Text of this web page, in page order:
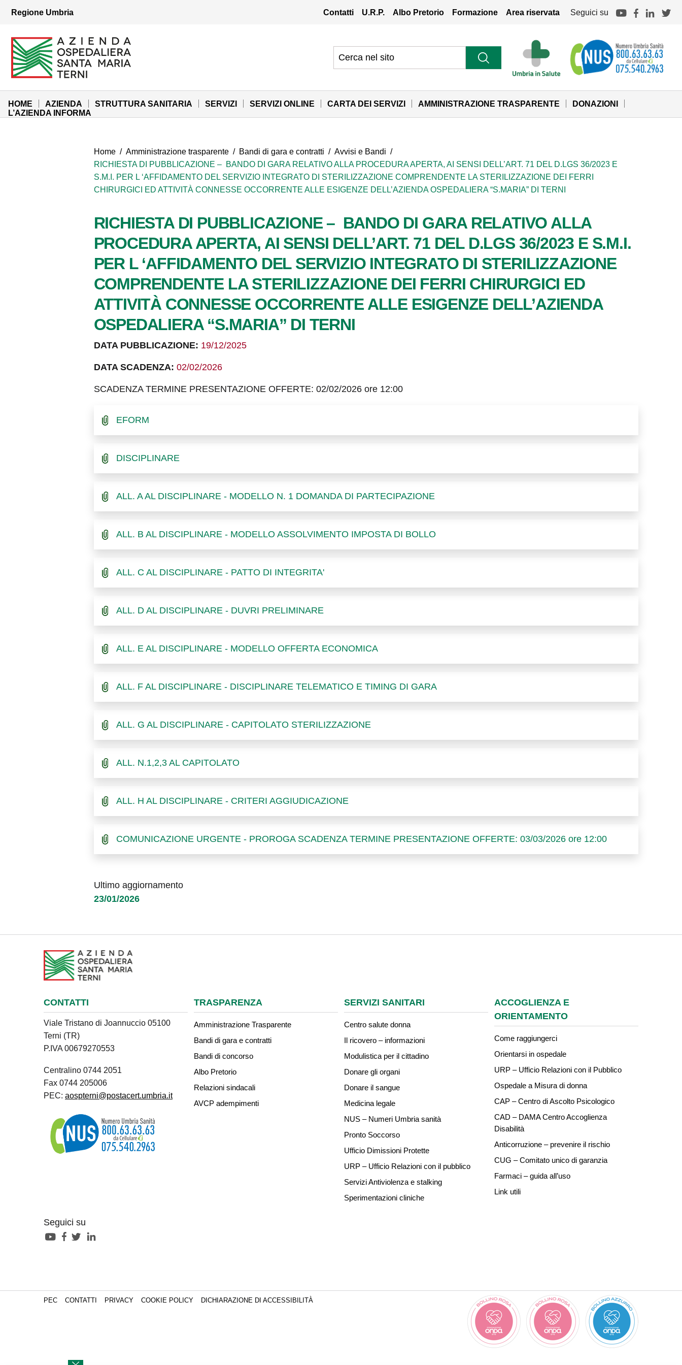
Vai al menu di navigazione
Regione Umbria Contatti U.R.P. Albo Pretorio Formazione Area riservata Seguici su
Azienda Ospedaliera Santa Maria di Terni
Sito Istituzionale
HOME AZIENDA STRUTTURA SANITARIA SERVIZI SERVIZI ONLINE CARTA DEI SERVIZI AMMINISTRAZIONE TRASPARENTE
DONAZIONI
L’AZIENDA INFORMA
Home / Amministrazione trasparente / Bandi di gara e contratti / Avvisi e Bandi /
RICHIESTA DI PUBBLICAZIONE – BANDO DI GARA RELATIVO ALLA PROCEDURA APERTA, AI SENSI DELL’ART. 71 DEL D.LGS 36/2023 E
S.M.I. PER L ‘AFFIDAMENTO DEL SERVIZIO INTEGRATO DI STERILIZZAZIONE COMPRENDENTE LA STERILIZZAZIONE DEI FERRI
CHIRURGICI ED ATTIVITÀ CONNESSE OCCORRENTE ALLE ESIGENZE DELL’AZIENDA OSPEDALIERA “S.MARIA” DI TERNI
RICHIESTA DI PUBBLICAZIONE – BANDO DI GARA RELATIVO ALLA
PROCEDURA APERTA, AI SENSI DELL’ART. 71 DEL D.LGS 36/2023 E S.M.I.
PER L ‘AFFIDAMENTO DEL SERVIZIO INTEGRATO DI STERILIZZAZIONE
COMPRENDENTE LA STERILIZZAZIONE DEI FERRI CHIRURGICI ED
ATTIVITÀ CONNESSE OCCORRENTE ALLE ESIGENZE DELL’AZIENDA
OSPEDALIERA “S.MARIA” DI TERNI
DATA PUBBLICAZIONE: 19/12/2025
DATA SCADENZA: 02/02/2026
SCADENZA TERMINE PRESENTAZIONE OFFERTE: 02/02/2026 ore 12:00
EFORM
DISCIPLINARE
ALL. A AL DISCIPLINARE - MODELLO N. 1 DOMANDA DI PARTECIPAZIONE
ALL. B AL DISCIPLINARE - MODELLO ASSOLVIMENTO IMPOSTA DI BOLLO
ALL. C AL DISCIPLINARE - PATTO DI INTEGRITA'
ALL. D AL DISCIPLINARE - DUVRI PRELIMINARE
ALL. E AL DISCIPLINARE - MODELLO OFFERTA ECONOMICA
ALL. F AL DISCIPLINARE - DISCIPLINARE TELEMATICO E TIMING DI GARA
ALL. G AL DISCIPLINARE - CAPITOLATO STERILIZZAZIONE
ALL. N.1,2,3 AL CAPITOLATO
ALL. H AL DISCIPLINARE - CRITERI AGGIUDICAZIONE
COMUNICAZIONE URGENTE - PROROGA SCADENZA TERMINE PRESENTAZIONE OFFERTE: 03/03/2026 ore 12:00
Ultimo aggiornamento
23/01/2026
CONTATTI
Viale Tristano di Joannuccio 05100
Terni (TR)
P.IVA 00679270553
Centralino 0744 2051
Fax 0744 205006
PEC: aospterni@postacert.umbria.it
Seguici su
TRASPARENZA
Amministrazione Trasparente
Bandi di gara e contratti
Bandi di concorso
Albo Pretorio
Relazioni sindacali
AVCP adempimenti
SERVIZI SANITARI
Centro salute donna
Il ricovero – informazioni
Modulistica per il cittadino
Donare gli organi
Donare il sangue
Medicina legale
NUS – Numeri Umbria sanità
Pronto Soccorso
Ufficio Dimissioni Protette
URP – Ufficio Relazioni con il pubblico
Servizi Antiviolenza e stalking
Sperimentazioni cliniche
ACCOGLIENZA E
ORIENTAMENTO
Come raggiungerci
Orientarsi in ospedale
URP – Ufficio Relazioni con il Pubblico
Ospedale a Misura di donna
CAP – Centro di Ascolto Psicologico
CAD – DAMA Centro Accoglienza
Disabilità
Anticorruzione – prevenire il rischio
CUG – Comitato unico di garanzia
Farmaci – guida all’uso
Link utili
PEC CONTATTI PRIVACY COOKIE POLICY DICHIARAZIONE DI ACCESSIBILITÀ